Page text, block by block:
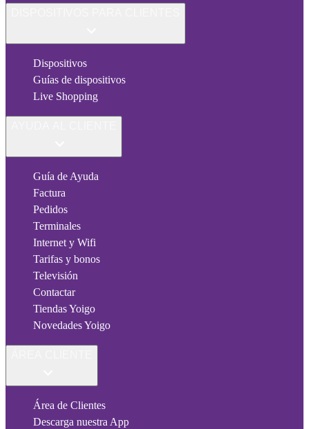
Dispositivos
Guías de dispositivos
Live Shopping
Guía de Ayuda
Factura
Pedidos
Terminales
Internet y Wifi
Tarifas y bonos
Televisión
Contactar
Tiendas Yoigo
Novedades Yoigo
Área de Clientes
Descarga nuestra App